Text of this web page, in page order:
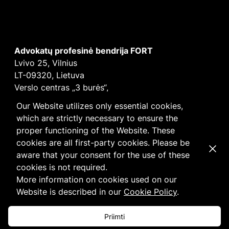
Our Website utilizes only essential cookies,
which are strictly necessary to ensure the
proper functioning of the Website. These
cookies are all first-party cookies. Please be
aware that your consent for the use of these
cookies is not required.
More information on cookies used on our
Website is described in our Cookie Policy.
Priimti
Advokatų profesinė bendrija FORT
Lvivo 25, Vilnius
LT-09320, Lietuva
Verslo centras „3 burės“,
E-mailvilnius@fortlegal.com
Tel. +370 5 250 6141
Įm. k. 303195010
PVM: LT100008172616
FacebookLinkedIn
Slapukųirprivatumopolitika